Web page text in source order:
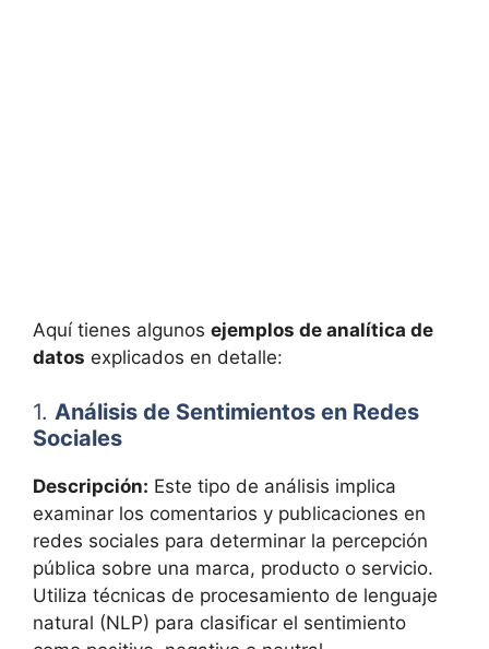
Aquí tienes algunos ejemplos de analítica de
datos explicados en detalle:
1. Análisis de Sentimientos en Redes
Sociales
Descripción: Este tipo de análisis implica
examinar los comentarios y publicaciones en
redes sociales para determinar la percepción
pública sobre una marca, producto o servicio.
Utiliza técnicas de procesamiento de lenguaje
natural (NLP) para clasificar el sentimiento